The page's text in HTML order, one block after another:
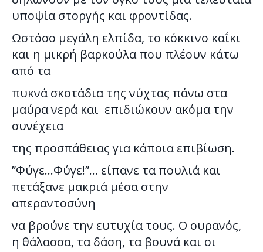
υποψία στοργής και φροντίδας.
Ωστόσο μεγάλη ελπίδα, το κόκκινο καΐκι
και η μικρή βαρκούλα που πλέουν κάτω
από τα
πυκνά σκοτάδια της νύχτας πάνω στα
μαύρα νερά και επιδιώκουν ακόμα την
συνέχεια
της προσπάθειας για κάποια επιβίωση.
”Φύγε…Φύγε!”… είπανε τα πουλιά και
πετάξανε μακριά μέσα στην
απεραντοσύνη
να βρούνε την ευτυχία τους. Ο ουρανός,
η θάλασσα, τα δάση, τα βουνά και οι